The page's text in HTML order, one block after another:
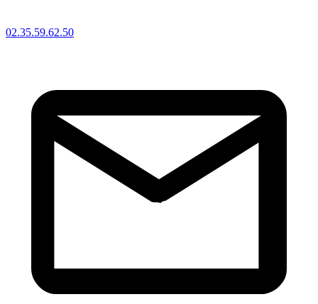
02.35.59.62.50